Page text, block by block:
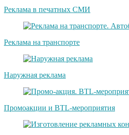
Реклама в печатных СМИ
Реклама на транспорте
Наружная реклама
Промоакции и BTL-мероприятия